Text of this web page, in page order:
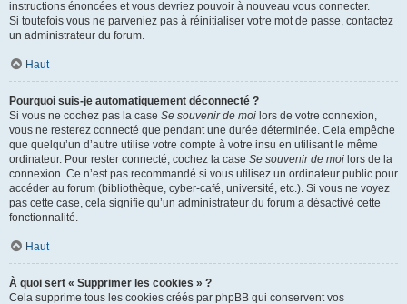
instructions énoncées et vous devriez pouvoir à nouveau vous connecter.
Si toutefois vous ne parveniez pas à réinitialiser votre mot de passe, contactez
un administrateur du forum.
Haut
Pourquoi suis-je automatiquement déconnecté ?
Si vous ne cochez pas la case Se souvenir de moi lors de votre connexion,
vous ne resterez connecté que pendant une durée déterminée. Cela empêche
que quelqu’un d’autre utilise votre compte à votre insu en utilisant le même
ordinateur. Pour rester connecté, cochez la case Se souvenir de moi lors de la
connexion. Ce n’est pas recommandé si vous utilisez un ordinateur public pour
accéder au forum (bibliothèque, cyber-café, université, etc.). Si vous ne voyez
pas cette case, cela signifie qu’un administrateur du forum a désactivé cette
fonctionnalité.
Haut
À quoi sert « Supprimer les cookies » ?
Cela supprime tous les cookies créés par phpBB qui conservent vos